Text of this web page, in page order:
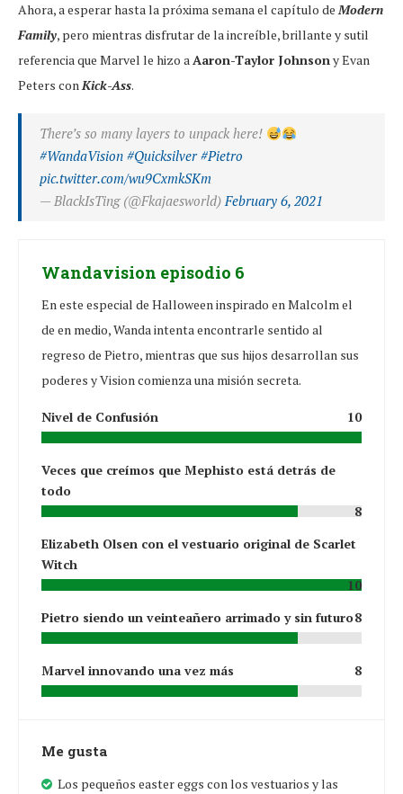
Ahora, a esperar hasta la próxima semana el capítulo deModern
Family, pero mientras disfrutar de la increíble, brillante y sutil
referencia que Marvel le hizo aAaron-Taylor Johnsony Evan
Peters conKick-Ass.
There’s so many layers to unpack here!
#WandaVision #Quicksilver #Pietro
pic.twitter.com/wu9CxmkSKm
— BlackIsTing (@Fkajaesworld)February 6, 2021
Wandavision episodio 6
En este especial de Halloween inspirado en Malcolm el
de en medio, Wanda intenta encontrarle sentido al
regreso de Pietro, mientras que sus hijos desarrollan sus
poderes y Vision comienza una misión secreta.
Nivel de Confusión 10
Veces que creímos que Mephisto está detrás de
todo
8
Elizabeth Olsen con el vestuario original de Scarlet
Witch
10
Pietro siendo un veinteañero arrimado y sin futuro8
Marvel innovando una vez más 8
Me gusta
Los pequeños easter eggs con los vestuarios y las